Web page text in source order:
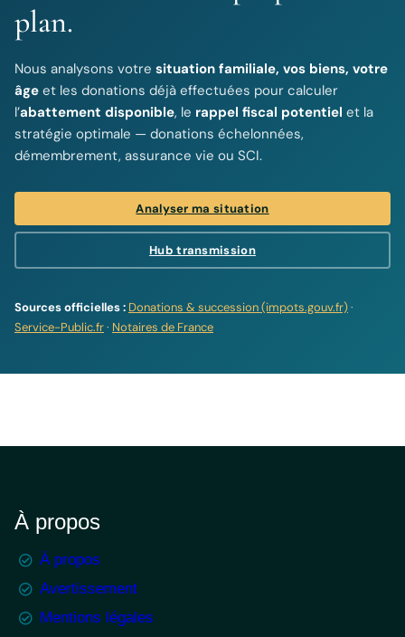
plan.
Nous analysons votre situation familiale, vos biens, votre
âge et les donations déjà effectuées pour calculer
l’abattement disponible, le rappel fiscal potentiel et la
stratégie optimale — donations échelonnées,
démembrement, assurance vie ou SCI.
Analyser ma situation
Hub transmission
Sources officielles : Donations & succession (impots.gouv.fr)·
Service-Public.fr· Notaires de France
À propos
À propos
Avertissement
Mentions légales